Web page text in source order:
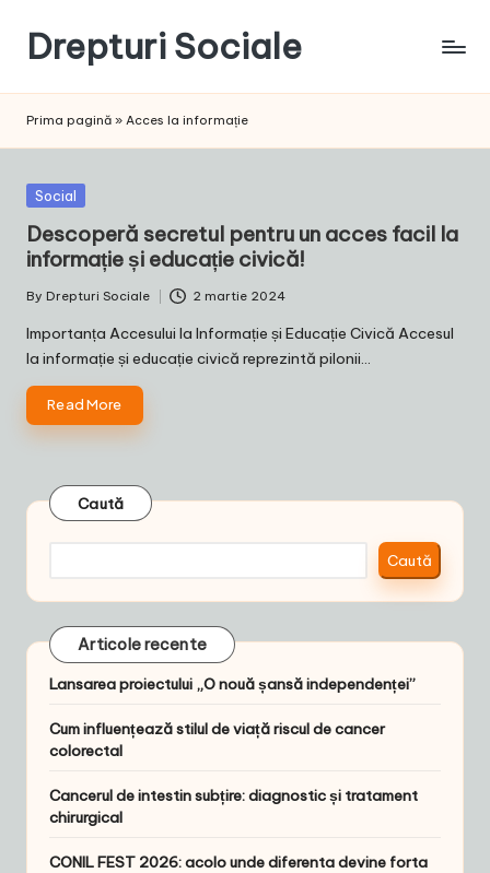
content
Drepturi Sociale
Sociale:
Ta,
Schimbarea
Noastră!
Prima pagină » Acces la informație
Posted
Social
Descoperă secretul pentru un acces facil la
informație și educație civică!
Posted
by
By Drepturi Sociale 2 martie 2024
Importanța Accesului la Informație și Educație Civică Accesul
la informație și educație civică reprezintă pilonii…
Read More
Caută
Caută
Articole recente
Lansarea proiectului „O nouă șansă independenței”
Cum influențează stilul de viață riscul de cancer
colorectal
Cancerul de intestin subțire: diagnostic și tratament
chirurgical
CONIL FEST 2026: acolo unde diferenta devine forta